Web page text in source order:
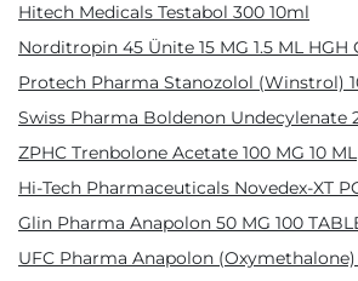
Hitech Medicals Testabol 300 10ml
Norditropin 45 Ünite 15 MG 1.5 ML HGH
Protech Pharma Stanozolol (Winstrol)
Swiss Pharma Boldenon Undecylenate
ZPHC Trenbolone Acetate 100 MG 10 ML
Hi-Tech Pharmaceuticals Novedex-XT
Glin Pharma Anapolon 50 MG 100
UFC Pharma Anapolon (Oxymethalone)